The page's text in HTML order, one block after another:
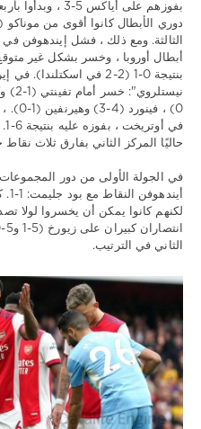
بفوزهم على
الثالثة. ومع ذلك ، فشل إيندهوفن
أبطال أوروبا ، وخسر بشكل غير
بنتيجة 0-1 (2-2 في
0) ،
حاليًا المركز الثاني بفارق ثلاث
في الجولة الأولى من دور
لكنهم كانوا يمكن أن يخسروا لولا
الثاني في الترتيب.